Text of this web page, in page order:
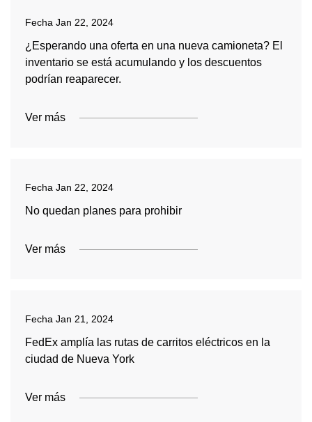
Fecha Jan 22, 2024
¿Esperando una oferta en una nueva camioneta? El
inventario se está acumulando y los descuentos
podrían reaparecer.
Ver más
Fecha Jan 22, 2024
No quedan planes para prohibir
Ver más
Fecha Jan 21, 2024
FedEx amplía las rutas de carritos eléctricos en la
ciudad de Nueva York
Ver más